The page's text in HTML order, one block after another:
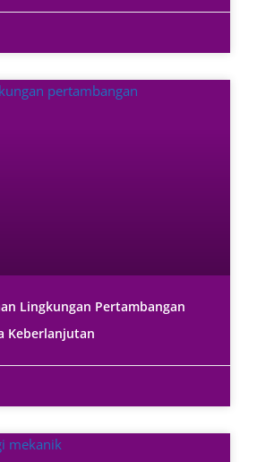
Lingkungan Pertambangan
Keberlanjutan